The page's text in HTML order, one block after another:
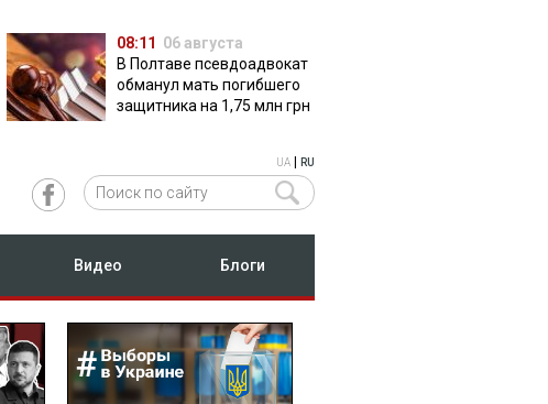
08:11 06 августа
В Полтаве псевдоадвокат
обманул мать погибшего
защитника на 1,75 млн грн
UA RU
Видео Блоги